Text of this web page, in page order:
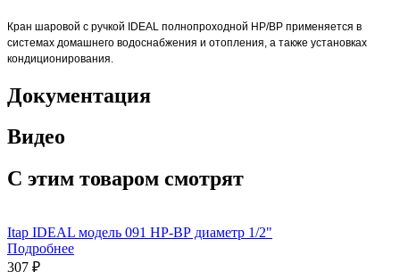
Кран шаровой с ручкой IDEAL полнопроходной НР/ВР применяется в
системах домашнего водоснабжения и отопления, а также установках
кондиционирования.
Документация
Видео
С этим товаром смотрят
Itap IDEAL модель 091 НР-ВР диаметр 1/2"
Подробнее
307 ₽